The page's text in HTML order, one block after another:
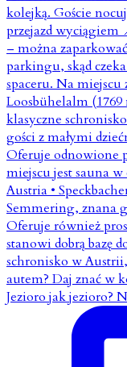
Jezioro jak jezioro?